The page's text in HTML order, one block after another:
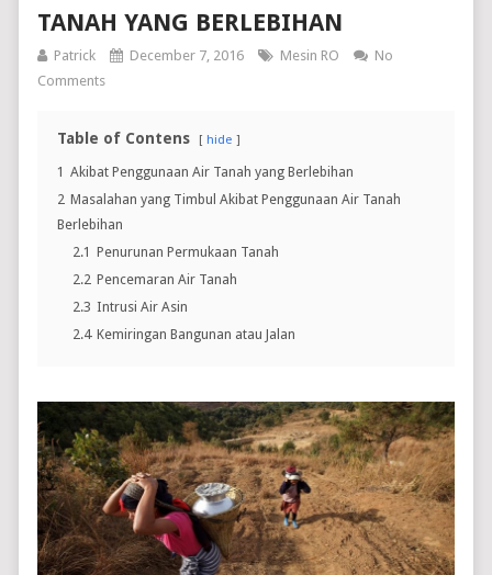
TANAH YANG BERLEBIHAN
Patrick December 7, 2016 Mesin RO
No
Comments
Table of Contens hide
1 Akibat Penggunaan Air Tanah yang Berlebihan
2 Masalahan yang Timbul Akibat Penggunaan Air Tanah
Berlebihan
2.1 Penurunan Permukaan Tanah
2.2 Pencemaran Air Tanah
2.3 Intrusi Air Asin
2.4 Kemiringan Bangunan atau Jalan